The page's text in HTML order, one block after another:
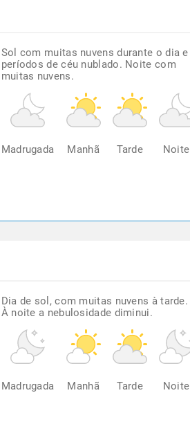
Sol com muitas nuvens durante o dia e
períodos de céu nublado. Noite com
muitas nuvens.
Madrugada Manhã Tarde Noite
Dia de sol, com muitas nuvens à tarde.
À noite a nebulosidade diminui.
Madrugada Manhã Tarde Noite